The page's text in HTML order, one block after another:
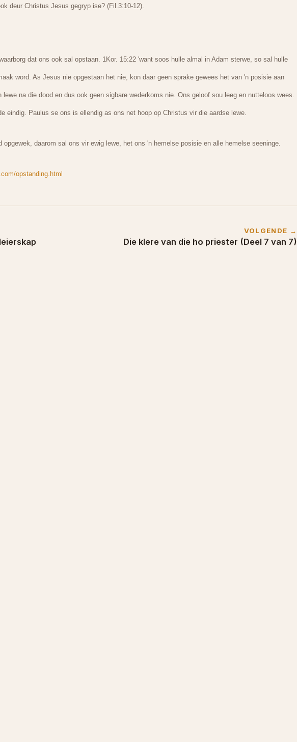
deur Christus Jesus gegryp ise? (Fil.3:10-12).
dat ons ook sal opstaan. 1Kor. 15:22 'want soos hulle almal in Adam sterwe, so sal hulle
word. As Jesus nie opgestaan het nie, kon daar geen sprake gewees het van 'n posisie aan
lewe na die dood en dus ook geen sigbare wederkoms nie. Ons geloof sou leeg en nutteloos wees.
eindig. Paulus se ons is ellendig as ons net hoop op Christus vir die aardse lewe.
opgewek, daarom sal ons vir ewig lewe, het ons 'n hemelse posisie en alle hemelse seeninge.
opstanding.html
VOLGENDE →
Die klere van die ho priester (Deel 7 van 7)